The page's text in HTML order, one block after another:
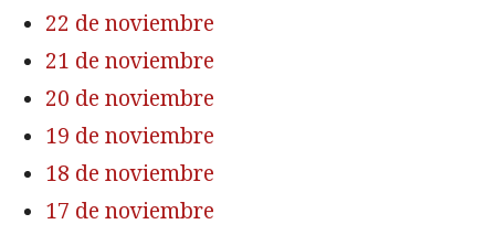
22 de noviembre
21 de noviembre
20 de noviembre
19 de noviembre
18 de noviembre
17 de noviembre